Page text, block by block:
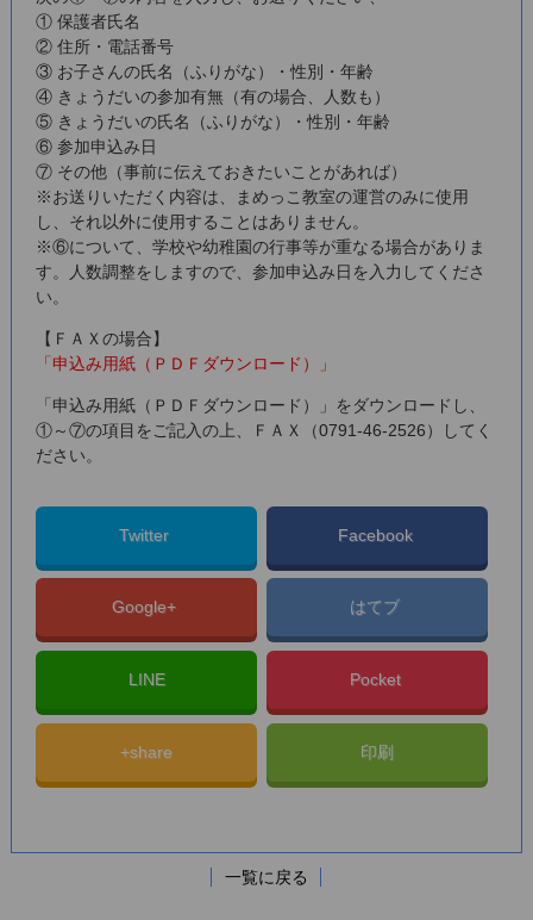
① 保護者氏名
② 住所・電話番号
③ お子さんの氏名（ふりがな）・性別・年齢
④ きょうだいの参加有無（有の場合、人数も）
⑤ きょうだいの氏名（ふりがな）・性別・年齢
⑥ 参加申込み日
⑦ その他（事前に伝えておきたいことがあれば）
※お送りいただく内容は、まめっこ教室の運営のみに使用
し、それ以外に使用することはありません。
※⑥について、学校や幼稚園の行事等が重なる場合がありま
す。人数調整をしますので、参加申込み日を入力してくださ
い。
【ＦＡＸの場合】
「申込み用紙（ＰＤＦダウンロード）」
「申込み用紙（ＰＤＦダウンロード）」
をダウンロードし、
①～⑦の項目をご記入の上、ＦＡＸ（0791-46-2526）してく
ださい。
Twitter Facebook
Google+ はてブ
LINE Pocket
+share 印刷
一覧に戻る